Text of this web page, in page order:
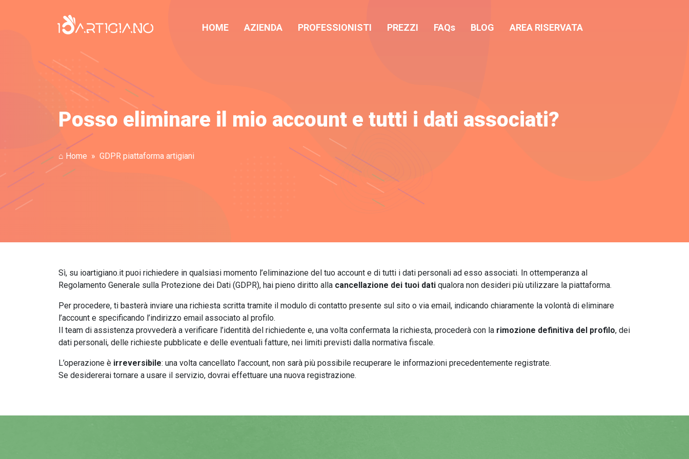
HOME AZIENDA PROFESSIONISTI PREZZI FAQs BLOG AREA RISERVATA
Posso eliminare il mio account e tutti i dati associati?
⌂ Home GDPR piattaforma artigiani
Sì, su ioartigiano.it puoi richiedere in qualsiasi momento l’eliminazione del tuo account e di tutti i dati personali ad esso associati. In ottemperanza al
Regolamento Generale sulla Protezione dei Dati (GDPR), hai pieno diritto alla cancellazione dei tuoi dati qualora non desideri più utilizzare la piattaforma.
Per procedere, ti basterà inviare una richiesta scritta tramite il modulo di contatto presente sul sito o via email, indicando chiaramente la volontà di eliminare
l’account e specificando l’indirizzo email associato al profilo.
Il team di assistenza provvederà a verificare l’identità del richiedente e, una volta confermata la richiesta, procederà con la rimozione definitiva del profilo, dei
dati personali, delle richieste pubblicate e delle eventuali fatture, nei limiti previsti dalla normativa fiscale.
L’operazione è irreversibile: una volta cancellato l’account, non sarà più possibile recuperare le informazioni precedentemente registrate.
Se desidererai tornare a usare il servizio, dovrai effettuare una nuova registrazione.